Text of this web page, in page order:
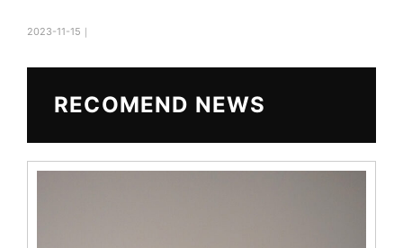
W
ei
b
at
2023-11-15｜
RECOMEND NEWS